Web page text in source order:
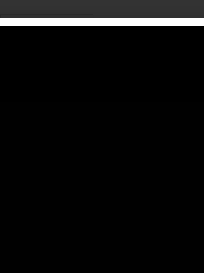
LEGGI TUTTO